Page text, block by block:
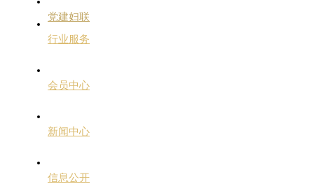
党建妇联
行业服务
会员中心
新闻中心
信息公开